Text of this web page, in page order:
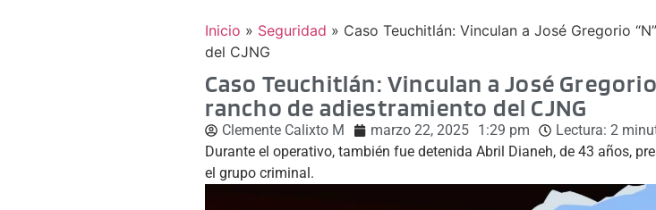
Inicio » Seguridad » Caso Teuchitlán: Vinculan a José Gregorio
del CJNG
Caso Teuchitlán: Vinculan a José
rancho de adiestramiento del CJNG
Clemente Calixto M marzo 22, 2025 1:29 pm Lectura: 2
Durante el operativo, también fue detenida Abril Dianeh, de 43 años,
el grupo criminal.